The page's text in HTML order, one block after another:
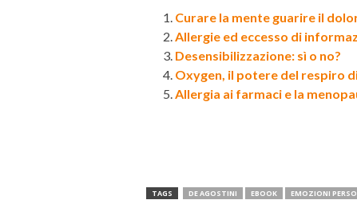
Curare la mente guarire il
Allergie ed eccesso di
Desensibilizzazione: sì o no?
Oxygen, il potere del respiro
Allergia ai farmaci e la
TAGS DE AGOSTINI EBOOK EMOZIONI